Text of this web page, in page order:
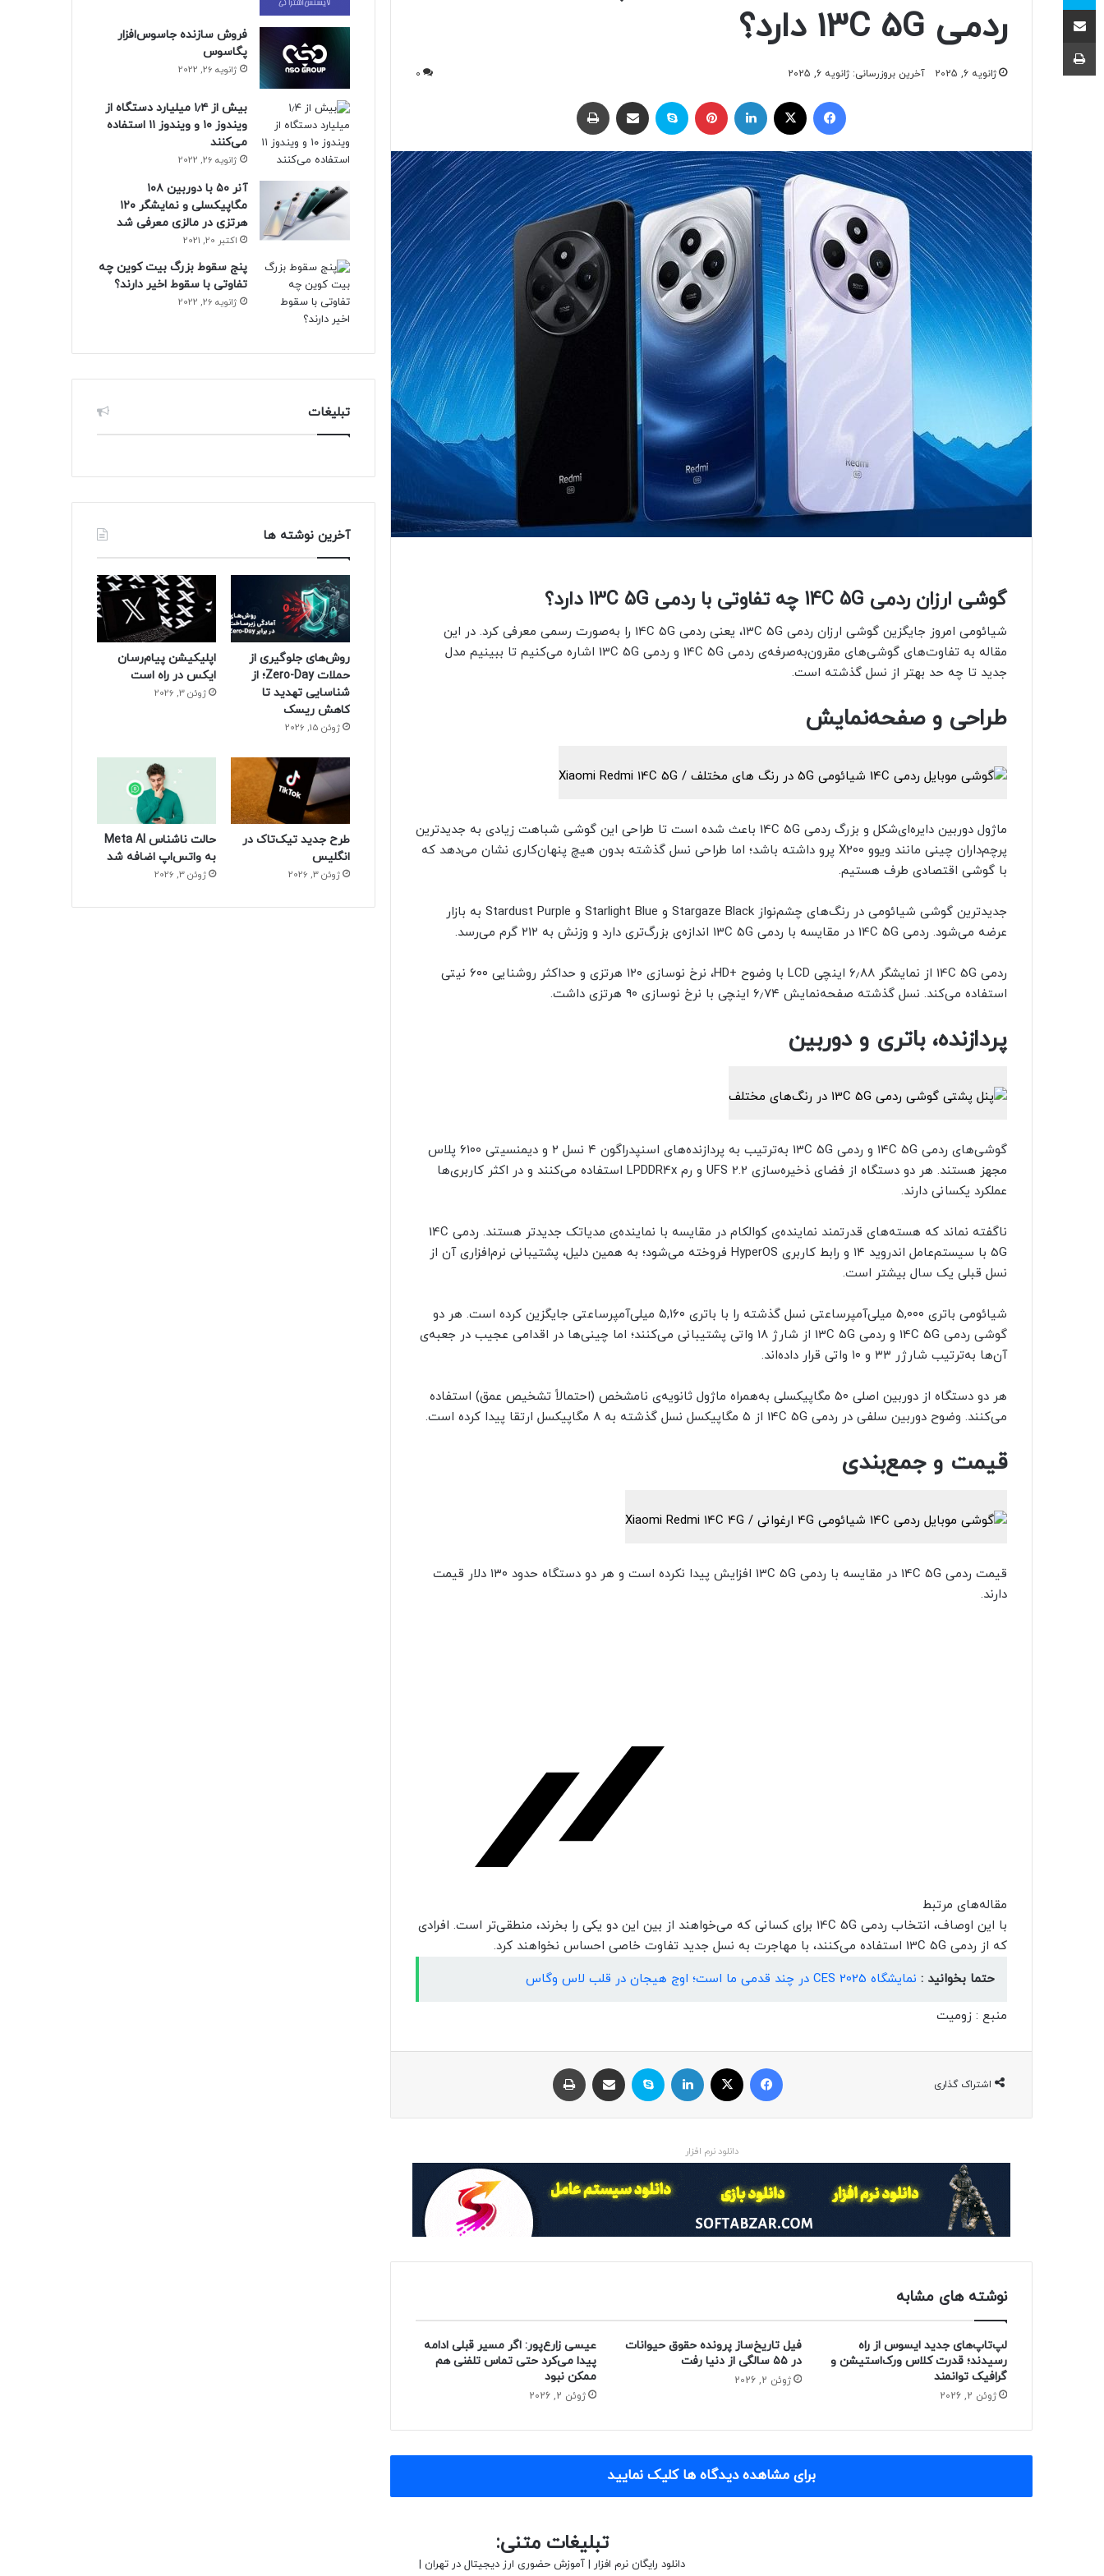
ردمی 13C 5G دارد؟
ژانویه 6, 2025 آخرین بروزرسانی: ژانویه 6, 2025 0
ایکس
گوشی ارزان ردمی 14C 5G چه تفاوتی با ردمی 13C 5G دارد؟
شیائومی امروز جایگزین گوشی ارزان ردمی 13C 5G، یعنی ردمی 14C 5G را به‌صورت رسمی معرفی کرد. در این
مقاله به تفاوت‌های گوشی‌های مقرون‌به‌صرفه‌ی ردمی 14C 5G و ردمی 13C 5G اشاره می‌کنیم تا ببینیم مدل
جدید تا چه حد بهتر از نسل گذشته است.
طراحی و صفحه‌نمایش
ماژول دوربین دایره‌ای‌شکل و بزرگ ردمی 14C 5G باعث شده است تا طراحی این گوشی شباهت زیادی به جدیدترین
پرچم‌داران چینی مانند ویوو X200 پرو داشته باشد؛ اما طراحی نسل گذشته بدون هیچ پنهان‌کاری نشان می‌دهد که
با گوشی اقتصادی طرف هستیم.
جدیدترین گوشی شیائومی در رنگ‌های چشم‌نواز Stargaze Black و Starlight Blue و Stardust Purple به بازار
عرضه می‌شود. ردمی 14C 5G در مقایسه با ردمی 13C 5G اندازه‌ی بزرگ‌تری دارد و وزنش به ۲۱۲ گرم می‌رسد.
ردمی 14C 5G از نمایشگر ۶٫۸۸ اینچی LCD با وضوح +HD، نرخ نوسازی ۱۲۰ هرتزی و حداکثر روشنایی ۶۰۰ نیتی
استفاده می‌کند. نسل گذشته صفحه‌نمایش ۶٫۷۴ اینچی با نرخ نوسازی ۹۰ هرتزی داشت.
پردازنده، باتری و دوربین
گوشی‌های ردمی 14C 5G و ردمی 13C 5G به‌ترتیب به پردازنده‌های اسنپدراگون ۴ نسل ۲ و دیمنسیتی ۶۱۰۰ پلاس
مجهز هستند. هر دو دستگاه از فضای ذخیره‌سازی UFS 2.2 و رم LPDDR4x استفاده می‌کنند و در اکثر کاربری‌ها
عملکرد یکسانی دارند.
ناگفته نماند که هسته‌های قدرتمند نماینده‌ی کوالکام در مقایسه با نماینده‌ی مدیاتک جدیدتر هستند. ردمی 14C
5G با سیستم‌عامل اندروید ۱۴ و رابط کاربری HyperOS فروخته می‌شود؛ به‌ همین دلیل، پشتیبانی نرم‌افزاری آن از
نسل قبلی یک سال بیشتر است.
شیائومی باتری ۵,۰۰۰ میلی‌آمپرساعتی نسل گذشته را با باتری ۵,۱۶۰ میلی‌آمپرساعتی جایگزین کرده است. هر دو
گوشی ردمی 14C 5G و ردمی 13C 5G از شارژ ۱۸ واتی پشتیبانی می‌کنند؛ اما چینی‌ها در اقدامی عجیب در جعبه‌ی
آن‌ها به‌ترتیب شارژر ۳۳ و ۱۰ واتی قرار داده‌اند.
هر دو دستگاه از دوربین اصلی ۵۰ مگاپیکسلی به‌همراه ماژول ثانویه‌ی نامشخص (احتمالاً تشخیص عمق) استفاده
می‌کنند. وضوح دوربین سلفی در ردمی 14C 5G از ۵ مگاپیکسل نسل گذشته به ۸ مگاپیکسل ارتقا پیدا کرده است.
قیمت و جمع‌بندی
قیمت ردمی 14C 5G در مقایسه با ردمی 13C 5G افزایش پیدا نکرده است و هر دو دستگاه حدود ۱۳۰ دلار قیمت
دارند.
مقاله‌های مرتبط
با این اوصاف، انتخاب ردمی 14C 5G برای کسانی که می‌خواهند از بین این دو یکی را بخرند، منطقی‌تر است. افرادی
که از ردمی 13C 5G استفاده می‌کنند، با مهاجرت به نسل جدید تفاوت خاصی احساس نخواهند کرد.
حتما بخوانید : نمایشگاه CES 2025 در چند قدمی ما است؛ اوج هیجان در قلب لاس وگاس
منبع : زومیت
اشتراک گذاری
ایکس
دانلود نرم افزار
نوشته های مشابه
لپ‌تاپ‌های جدید ایسوس از راه
رسیدند؛ قدرت کلاس ورک‌استیشن و
گرافیک توانمند
ژوئن 2, 2026
فیل تاریخ‌ساز پرونده حقوق حیوانات
در ۵۵ سالگی از دنیا رفت
ژوئن 2, 2026
عیسی زارع‌پور: اگر مسیر قبلی ادامه
پیدا می‌کرد حتی تماس تلفنی هم
ممکن نبود
ژوئن 2, 2026
برای مشاهده دیدگاه ها کلیک نمایید
فروش سازنده جاسوس‌افزار
پگاسوس
ژانویه 26, 2022
بیش از ۱٫۴ میلیارد دستگاه از
ویندوز ۱۰ و ویندوز ۱۱ استفاده
می‌کنند
ژانویه 26, 2022
آنر ۵۰ با دوربین ۱۰۸
مگاپیکسلی و نمایشگر ۱۲۰
هرتزی در مالزی معرفی شد
اکتبر 20, 2021
پنج سقوط بزرگ بیت کوین چه
تفاوتی با سقوط اخیر دارند؟
ژانویه 26, 2022
تبلیغات
آخرین نوشته ها
روش‌های جلوگیری از
حملات Zero-Day؛ از
شناسایی تهدید تا
کاهش ریسک
ژوئن 15, 2026
اپلیکیشن پیام‌رسان
ایکس در راه است
ژوئن 3, 2026
طرح جدید تیک‌تاک در
انگلیس
ژوئن 3, 2026
حالت ناشناس Meta AI
به واتس‌اپ اضافه شد
ژوئن 3, 2026
تبلیغات متنی:
دانلود رایگان نرم افزار | آموزش حضوری ارز دیجیتال در تهران |